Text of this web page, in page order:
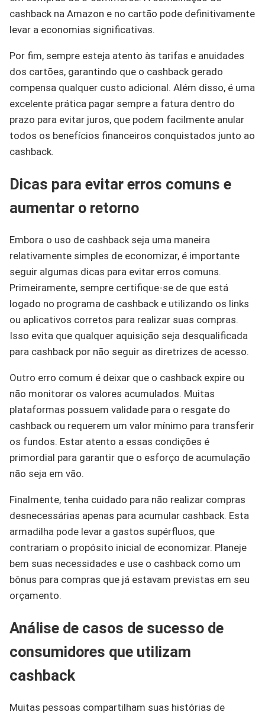
cashback na Amazon e no cartão pode definitivamente
levar a economias significativas.
Por fim, sempre esteja atento às tarifas e anuidades
dos cartões, garantindo que o cashback gerado
compensa qualquer custo adicional. Além disso, é uma
excelente prática pagar sempre a fatura dentro do
prazo para evitar juros, que podem facilmente anular
todos os benefícios financeiros conquistados junto ao
cashback.
Dicas para evitar erros comuns e
aumentar o retorno
Embora o uso de cashback seja uma maneira
relativamente simples de economizar, é importante
seguir algumas dicas para evitar erros comuns.
Primeiramente, sempre certifique-se de que está
logado no programa de cashback e utilizando os links
ou aplicativos corretos para realizar suas compras.
Isso evita que qualquer aquisição seja desqualificada
para cashback por não seguir as diretrizes de acesso.
Outro erro comum é deixar que o cashback expire ou
não monitorar os valores acumulados. Muitas
plataformas possuem validade para o resgate do
cashback ou requerem um valor mínimo para transferir
os fundos. Estar atento a essas condições é
primordial para garantir que o esforço de acumulação
não seja em vão.
Finalmente, tenha cuidado para não realizar compras
desnecessárias apenas para acumular cashback. Esta
armadilha pode levar a gastos supérfluos, que
contrariam o propósito inicial de economizar. Planeje
bem suas necessidades e use o cashback como um
bônus para compras que já estavam previstas em seu
orçamento.
Análise de casos de sucesso de
consumidores que utilizam
cashback
Muitas pessoas compartilham suas histórias de